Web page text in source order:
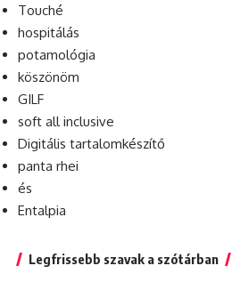
Touché
hospitálás
potamológia
köszönöm
GILF
soft all inclusive
Digitális tartalomkészítő
panta rhei
és
Entalpia
Legfrissebb szavak a szótárban